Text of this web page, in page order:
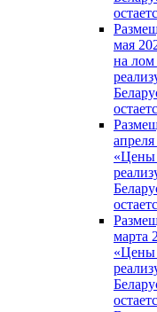
мая
на лом
«Цены
марта
«Цены